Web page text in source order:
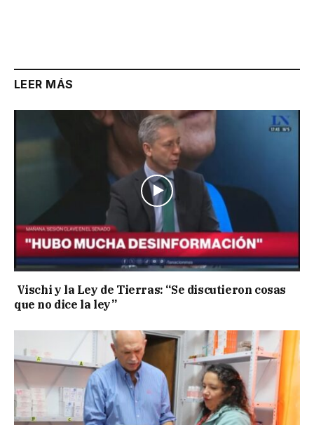
LEER MÁS
Vischi y la Ley de Tierras: “Se discutieron cosas
que no dice la ley”